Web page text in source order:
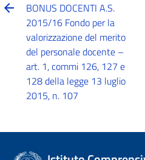
BONUS DOCENTI A.S.
2015/16 Fondo per la
valorizzazione del merito
del personale docente –
art. 1, commi 126, 127 e
128 della legge 13 luglio
2015, n. 107